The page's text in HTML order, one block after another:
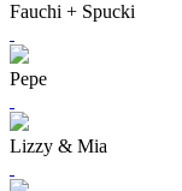
Fauchi + Spucki
Pepe
Lizzy & Mia